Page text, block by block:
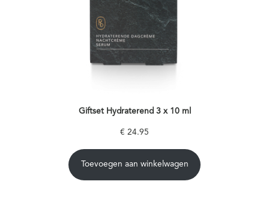
Giftset Hydraterend 3 x 10 ml
€ 24.95
Toevoegen aan winkelwagen